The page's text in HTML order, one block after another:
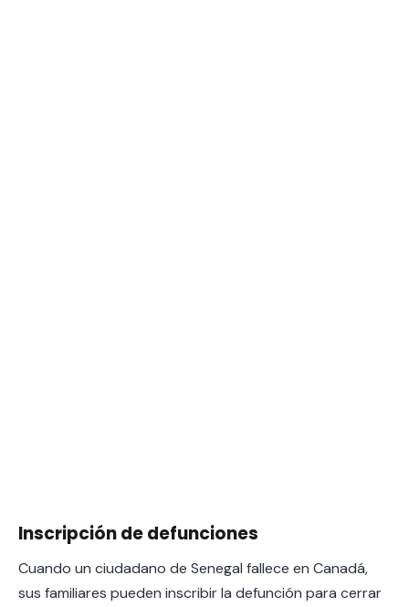
Inscripción de defunciones
Cuando un ciudadano de Senegal fallece en Canadá,
sus familiares pueden inscribir la defunción para cerrar